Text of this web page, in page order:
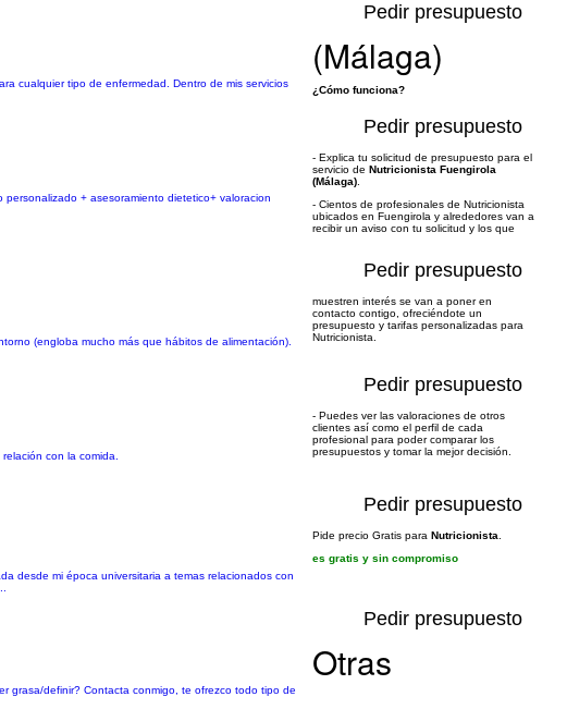
cualquier tipo de enfermedad. Dentro de mis servicios
Pedir presupuesto
+ asesoramiento dietetico+ valoracion
Pedir presupuesto
(engloba mucho más que hábitos de alimentación).
Pedir presupuesto
con la comida.
Pedir presupuesto
desde mi época universitaria a temas relacionados con
Pedir presupuesto
grasa/definir? Contacta conmigo, te ofrezco todo tipo de
Pedir presupuesto
(Málaga)
¿Cómo funciona?
- Explica tu solicitud de presupuesto para el
servicio de Nutricionista Fuengirola
(Málaga)
- Cientos de profesionales de Nutricionista
ubicados en Fuengirola y alrededores van a
recibir un aviso con tu solicitud y los que
muestren interés se van a poner en
contacto contigo, ofreciéndote un
presupuesto y tarifas personalizadas para
Nutricionista.
- Puedes ver las valoraciones de otros
clientes así como el perfil de cada
profesional para poder comparar los
presupuestos y tomar la mejor decisión.
Pide precio Gratis para Nutricionista
es gratis y sin compromiso
Otras